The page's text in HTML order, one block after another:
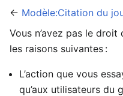
← Modèle:Citation du
Vous n’avez pas le
les raisons suivantes :
L’action que vous
qu’aux utilisateurs du